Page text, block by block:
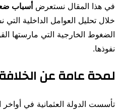
في هذا المقال نستعرضأسباب
خلال تحليل العوامل الداخلية
الضغوط الخارجية التي مارستها
نفوذها.
لمحة عامة عن
تأسست الدولة العثمانية في